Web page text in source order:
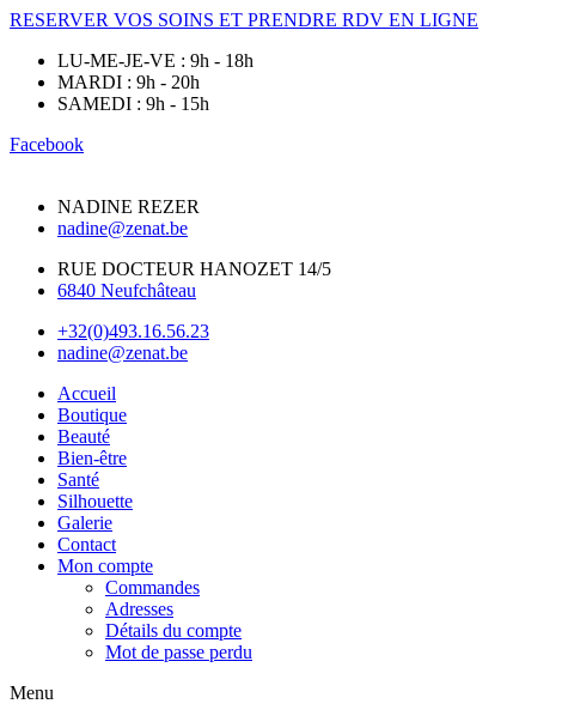
RESERVER VOS SOINS ET PRENDRE RDV EN LIGNE
LU-ME-JE-VE : 9h - 18h
MARDI : 9h - 20h
SAMEDI : 9h - 15h
Facebook
NADINE REZER
nadine@zenat.be
RUE DOCTEUR HANOZET 14/5
6840 Neufchâteau
+32(0)493.16.56.23
nadine@zenat.be
Accueil
Boutique
Beauté
Bien-être
Santé
Silhouette
Galerie
Contact
Mon compte
Commandes
Adresses
Détails du compte
Mot de passe perdu
Menu